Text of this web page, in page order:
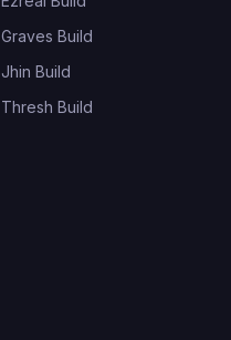
Graves Build
Jhin Build
Thresh Build